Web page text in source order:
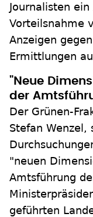
Journalisten
Vorteilsnahme
Anzeigen
Ermittlungen
"Neue
der
Der Grünen-
Stefan
"neuen
Amtsführung
geführten